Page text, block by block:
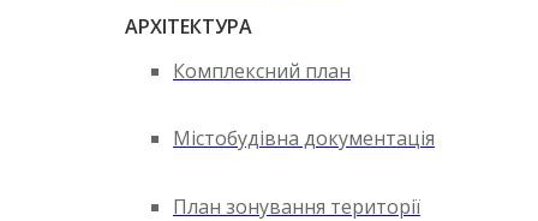
АРХІТЕКТУРА
Комплексний план
Містобудівна документація
План зонування території